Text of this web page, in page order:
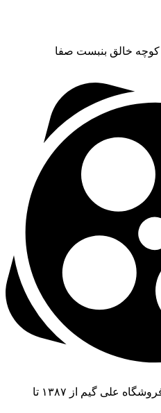
کوچه خالق بنبست صفا
کلیه حقوق مادی و معنوی برای فروشگاه علی گیم از ۱۳۸۷ تا